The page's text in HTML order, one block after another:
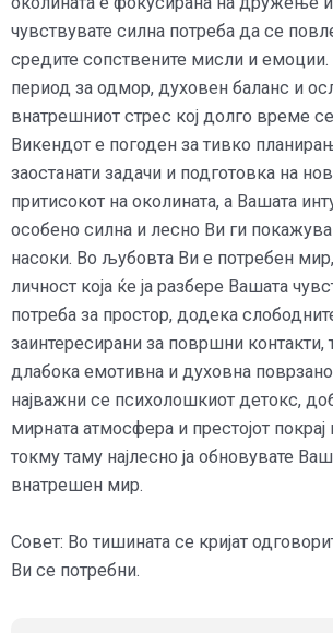
чувствувате силна потреба да се
средите сопствените мисли и
период за одмор, духовен баланс и
внатрешниот стрес кој долго време
Викендот е погоден за тивко
заостанати задачи и подготовка на
притисокот на околината, а Вашата
особено силна и лесно Ви ги
насоки. Во љубовта Ви е потребен
личност која ќе ја разбере Вашата
потреба за простор, додека
заинтересирани за површни контакти,
длабока емотивна и духовна
најважни се психолошкиот детокс,
мирната атмосфера и престојот покрај
токму таму најлесно ја обновувате
внатрешен мир.
Совет: Во тишината се кријат
Ви се потребни.